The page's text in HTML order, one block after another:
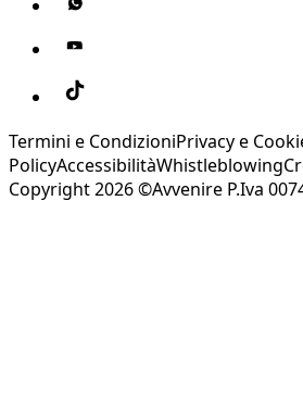
Termini e CondizioniPrivacy e
PolicyAccessibilitàWhistleblowing
Copyright 2026 ©Avvenire P.Iva